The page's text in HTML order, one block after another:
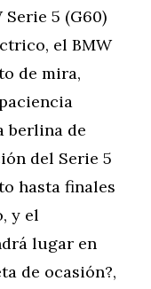
Serie 5 (G60)
el BMW
de mira,
berlina de
del Serie 5
hasta finales
y el
lugar en
de ocasión?,